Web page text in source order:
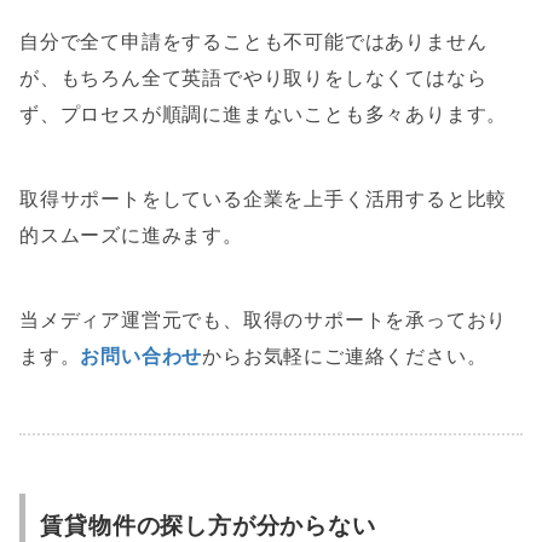
自分で全て申請をすることも不可能ではありません
が、もちろん全て英語でやり取りをしなくてはなら
ず、プロセスが順調に進まないことも多々あります。
取得サポートをしている企業を上手く活用すると比較
的スムーズに進みます。
当メディア運営元でも、取得のサポートを承っており
ます。 お問い合わせからお気軽にご連絡ください。
賃貸物件の探し方が分からない